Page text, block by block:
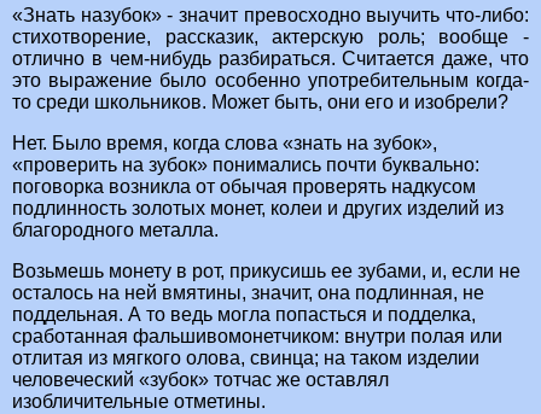
«Знать назубок» - значит превосходно выучить что-либо:
стихотворение, рассказик, актерскую роль; вообще -
отлично в чем-нибудь разбираться. Считается даже, что
это выражение было особенно употребительным когда-
то среди школьников. Может быть, они его и изобрели?
Нет. Было время, когда слова «знать на зубок»,
«проверить на зубок» понимались почти буквально:
поговорка возникла от обычая проверять надкусом
подлинность золотых монет, колеи и других изделий из
благородного металла.
Возьмешь монету в рот, прикусишь ее зубами, и, если не
осталось на ней вмятины, значит, она подлинная, не
поддельная. А то ведь могла попасться и подделка,
сработанная фальшивомонетчиком: внутри полая или
отлитая из мягкого олова, свинца; на таком изделии
человеческий «зубок» тотчас же оставлял
изобличительные отметины.